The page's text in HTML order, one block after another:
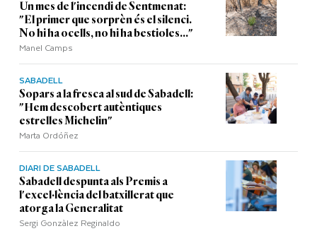
Un mes de l'incendi de Sentmenat:
"El primer que sorprèn és el silenci.
No hi ha ocells, no hi ha bestioles..."
Manel Camps
SABADELL
Sopars a la fresca al sud de Sabadell:
"Hem descobert autèntiques
estrelles Michelin"
Marta Ordóñez
DIARI DE SABADELL
Sabadell despunta als Premis a
l'excel·lència del batxillerat que
atorga la Generalitat
Sergi Gonzàlez Reginaldo